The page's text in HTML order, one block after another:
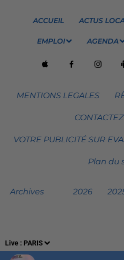
Live : PARIS
ACCUEIL ACTUS
EMPLOI AGENDA
MENTIONS LEGALES
VOTRE PUBLICITÉ SUR
Plan du
Archives 2026